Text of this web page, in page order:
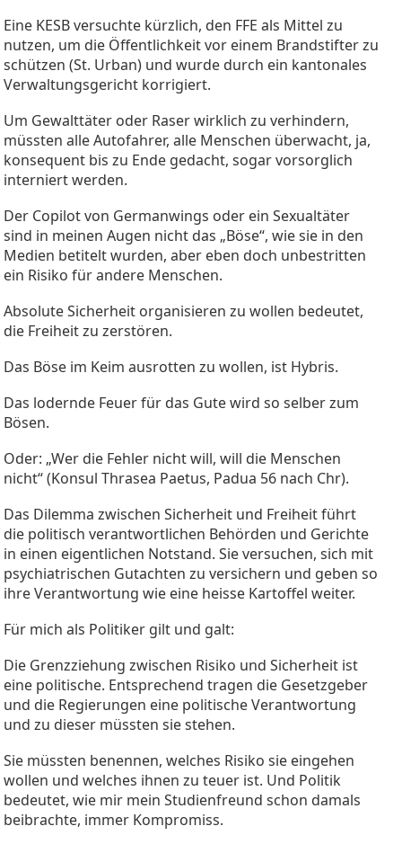
Eine KESB versuchte kürzlich, den FFE als Mittel zu
nutzen, um die Öffentlichkeit vor einem Brandstifter zu
schützen (St. Urban) und wurde durch ein kantonales
Verwaltungsgericht korrigiert.
Um Gewalttäter oder Raser wirklich zu verhindern,
müssten alle Autofahrer, alle Menschen überwacht, ja,
konsequent bis zu Ende gedacht, sogar vorsorglich
interniert werden.
Der Copilot von Germanwings oder ein Sexualtäter
sind in meinen Augen nicht das „Böse“, wie sie in den
Medien betitelt wurden, aber eben doch unbestritten
ein Risiko für andere Menschen.
Absolute Sicherheit organisieren zu wollen bedeutet,
die Freiheit zu zerstören.
Das Böse im Keim ausrotten zu wollen, ist Hybris.
Das lodernde Feuer für das Gute wird so selber zum
Bösen.
Oder: „Wer die Fehler nicht will, will die Menschen
nicht“ (Konsul Thrasea Paetus, Padua 56 nach Chr).
Das Dilemma zwischen Sicherheit und Freiheit führt
die politisch verantwortlichen Behörden und Gerichte
in einen eigentlichen Notstand. Sie versuchen, sich mit
psychiatrischen Gutachten zu versichern und geben so
ihre Verantwortung wie eine heisse Kartoffel weiter.
Für mich als Politiker gilt und galt:
Die Grenzziehung zwischen Risiko und Sicherheit ist
eine politische. Entsprechend tragen die Gesetzgeber
und die Regierungen eine politische Verantwortung
und zu dieser müssten sie stehen.
Sie müssten benennen, welches Risiko sie eingehen
wollen und welches ihnen zu teuer ist. Und Politik
bedeutet, wie mir mein Studienfreund schon damals
beibrachte, immer Kompromiss.